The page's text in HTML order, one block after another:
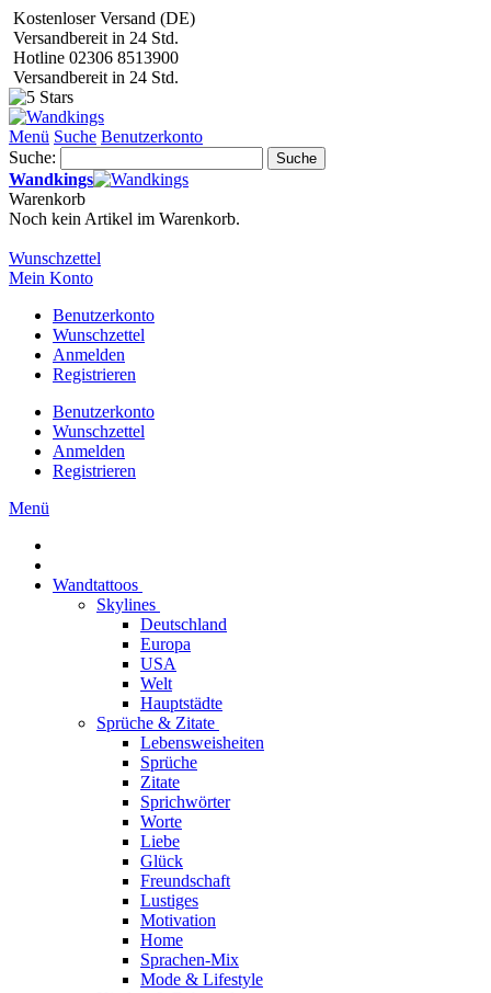
Kostenloser Versand (DE)
Versandbereit in 24 Std.
Hotline 02306 8513900
Versandbereit in 24 Std.
Menü Suche Benutzerkonto
Suche:
Suche
Wandkings
Warenkorb
Noch kein Artikel im Warenkorb.
Wunschzettel
Mein Konto
Benutzerkonto
Wunschzettel
Anmelden
Registrieren
Benutzerkonto
Wunschzettel
Anmelden
Registrieren
Menü
Wandtattoos
Skylines
Deutschland
Europa
USA
Welt
Hauptstädte
Sprüche & Zitate
Lebensweisheiten
Sprüche
Zitate
Sprichwörter
Worte
Liebe
Glück
Freundschaft
Lustiges
Motivation
Home
Sprachen-Mix
Mode & Lifestyle